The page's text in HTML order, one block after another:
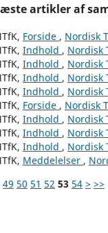
artikler af
Forside , Nordisk
Indhold , Nordisk
Indhold , Nordisk
Indhold , Nordisk
Indhold , Nordisk
Forside , Nordisk
Indhold , Nordisk
Indhold , Nordisk
Indhold , Nordisk
Meddelelser ,
49 50 51 52 53 54 > >>